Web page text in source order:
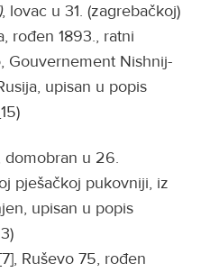
, lovac u 31. (zagrebačkoj)
rođen 1893., ratni
Gouvernement Nishnij-
upisan u popis
domobran u 26.
pješačkoj pukovniji, iz
upisan u popis
Ruševo 75, rođen